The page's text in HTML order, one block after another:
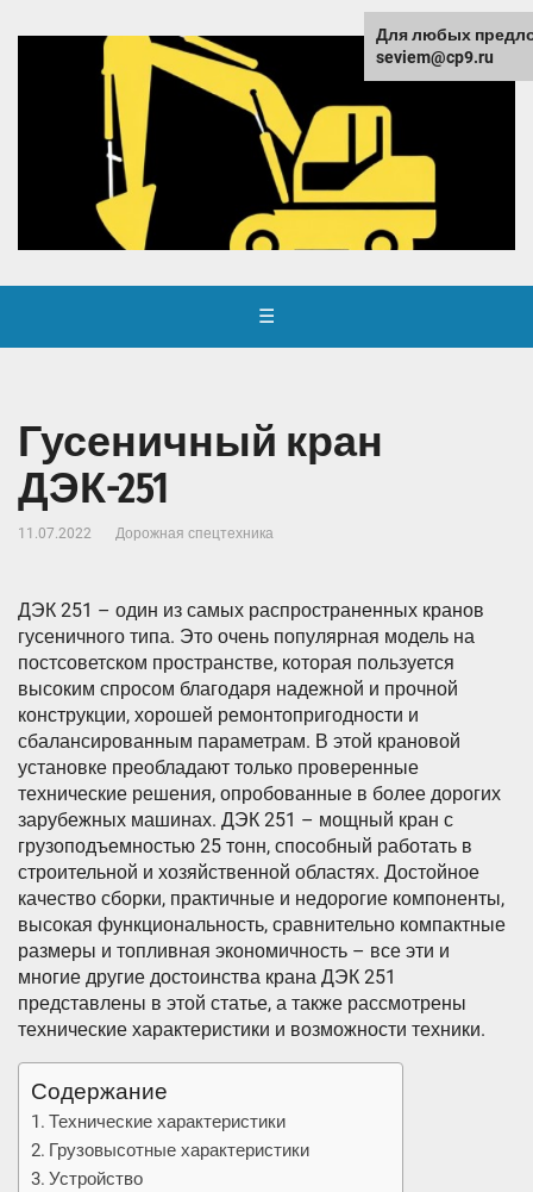
☰
Гусеничный кран
ДЭК-251
11.07.2022 Дорожная спецтехника
ДЭК 251 – один из самых распространенных кранов
гусеничного типа. Это очень популярная модель на
постсоветском пространстве, которая пользуется
высоким спросом благодаря надежной и прочной
конструкции, хорошей ремонтопригодности и
сбалансированным параметрам. В этой крановой
установке преобладают только проверенные
технические решения, опробованные в более дорогих
зарубежных машинах. ДЭК 251 – мощный кран с
грузоподъемностью 25 тонн, способный работать в
строительной и хозяйственной областях. Достойное
качество сборки, практичные и недорогие компоненты,
высокая функциональность, сравнительно компактные
размеры и топливная экономичность – все эти и
многие другие достоинства крана ДЭК 251
представлены в этой статье, а также рассмотрены
технические характеристики и возможности техники.
Содержание
Технические характеристики
Грузовысотные характеристики
Устройство
Для любых
seviem@cp9.ru